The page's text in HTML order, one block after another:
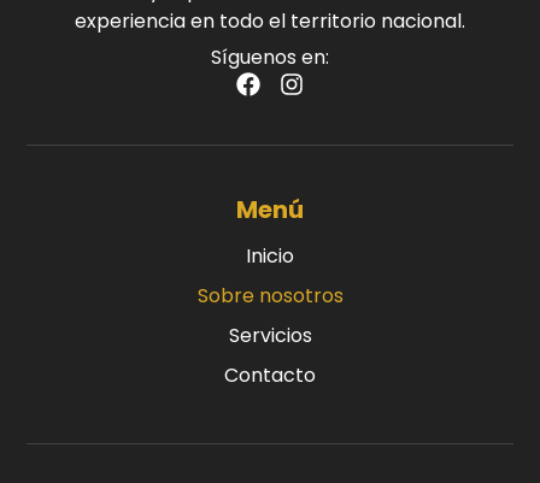
experiencia en todo el territorio nacional.
Síguenos en:
Menú
Inicio
Sobre nosotros
Servicios
Contacto